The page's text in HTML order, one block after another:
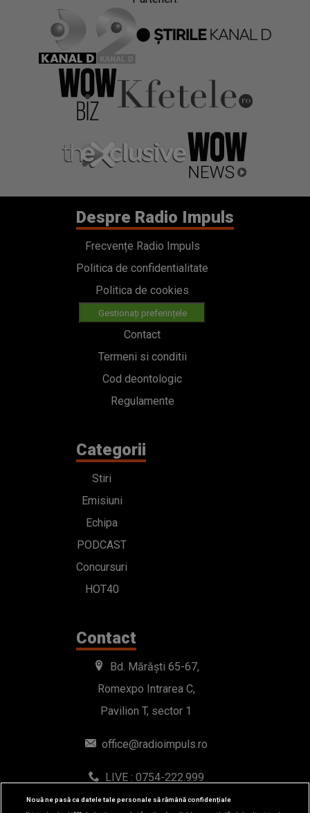
Despre Radio Impuls
Frecvențe Radio Impuls
Politica de confidentialitate
Politica de cookies
Gestionați preferințele
Contact
Termeni si conditii
Cod deontologic
Regulamente
Categorii
Stiri
Emisiuni
Echipa
PODCAST
Concursuri
HOT40
Contact
Bd. Mărăști 65-67,
Romexpo Intrarea C,
Pavilion T, sector 1
office@radioimpuls.ro
LIVE : 0754-222.999
WhatsApp: 0754-222.999
Nouă ne pasă ca datele tale personale să rămână confidențiale